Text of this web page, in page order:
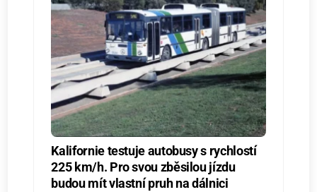
Kalifornie testuje autobusy s rychlostí
225 km/h. Pro svou zběsilou jízdu
budou mít vlastní pruh na dálnici